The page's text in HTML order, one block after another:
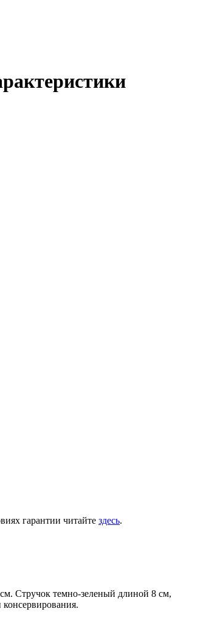
гарантии читайте здесь.
Стручок темно-зеленый длиной 8 см,